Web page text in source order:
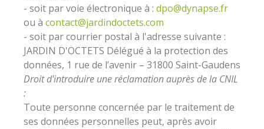
- soit par voie électronique à : dpo@dynapse.fr
ou à contact@jardindoctets.com
- soit par courrier postal à l'adresse suivante :
JARDIN D'OCTETS Délégué à la protection des
données, 1 rue de l’avenir – 31800 Saint-Gaudens
Droit d'introduire une réclamation auprès de la CNIL
:
Toute personne concernée par le traitement de
ses données personnelles peut, après avoir